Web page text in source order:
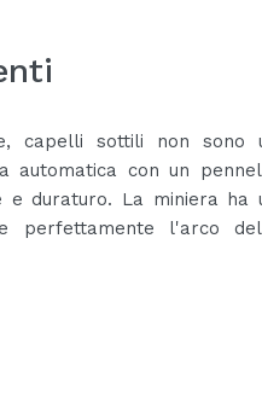
capelli sottili non sono
con un
duraturo. La miniera ha
perfettamente l'arco